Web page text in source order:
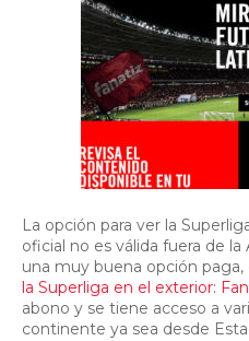
La opción para ver la
oficial no es válida fuera de
una muy buena opción paga,
la Superliga en el exterior:
abono y se tiene acceso a
continente ya sea desde